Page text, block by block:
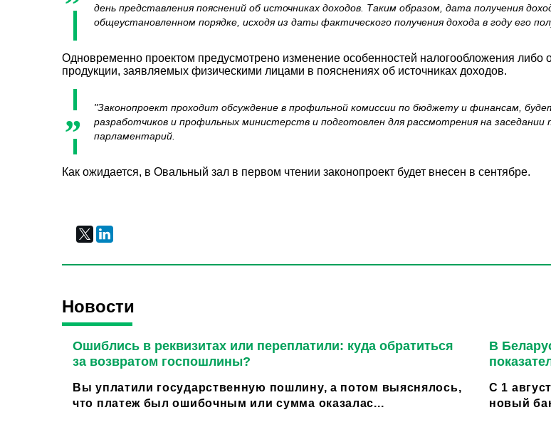
день представления пояснений об источниках доходов. Таким образом, дата получения
общеустановленном порядке, исходя из даты фактического получения дохода в году его
Одновременно проектом предусмотрено изменение особенностей налогообложения либо
продукции, заявляемых физическими лицами в пояснениях об источниках доходов.
"Законопроект проходит обсуждение в профильной комиссии по бюджету и финансам,
разработчиков и профильных министерств и подготовлен для рассмотрения на
парламентарий.
Как ожидается, в Овальный зал в первом чтении законопроект будет внесен в сентябре.
Новости
Ошиблись в реквизитах или переплатили: куда обратиться
за возвратом госпошлины?
Вы уплатили государственную пошлину, а потом выяснялось,
что платеж был ошибочным или сумма оказалас...
В
С 1
новый